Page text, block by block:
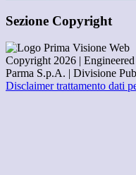
Sezione Copyright
Copyright 2026 |
Parma S.p.A. | Divisione
Disclaimer trattamento dati